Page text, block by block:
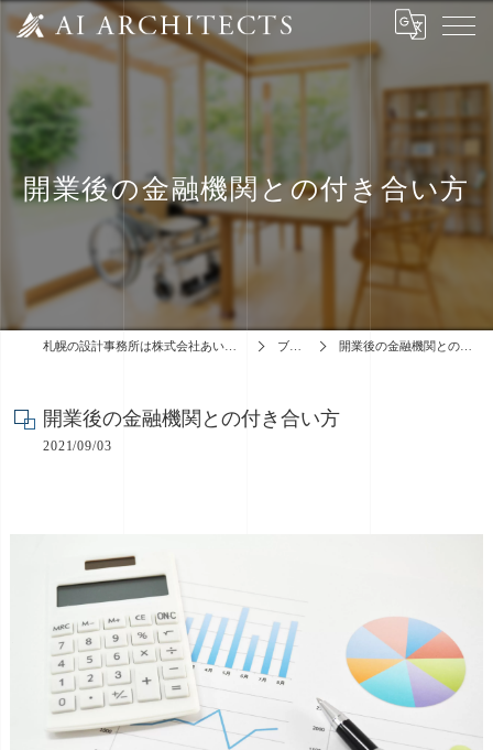
開業後の金融機関との付き合い方
札幌の設計事務所は株式会社あいアーキテクツ ブログ 開業後の金融機関との付き合い方
開業後の金融機関との付き合い方
2021/09/03